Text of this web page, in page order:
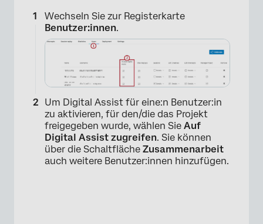
Wechseln Sie zur Registerkarte
Benutzer:innen.
Um Digital Assist für eine:n Benutzer:in
zu aktivieren, für den/die das Projekt
freigegeben wurde, wählen Sie Auf
Digital Assist zugreifen. Sie können
über die Schaltfläche Zusammenarbeit
auch weitere Benutzer:innen hinzufügen.